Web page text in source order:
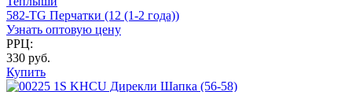
582-TG Перчатки (12 (1-2 года))
Узнать оптовую цену
РРЦ:
330 руб.
Купить